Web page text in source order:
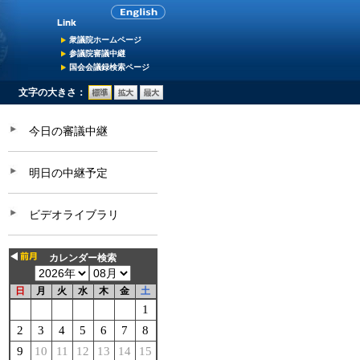
衆議院ホームページ
参議院審議中継
国会会議録検索ページ
文字の大きさ：
今日の審議中継
明日の中継予定
ビデオライブラリ
カレンダー検索
日 月 火 水 木 金 土
1
2
3 4 5 6 7
8
9
10 11 12 13 14
15